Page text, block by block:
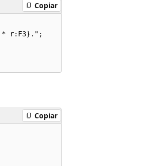
Copiar
* r:F3}.";
Copiar